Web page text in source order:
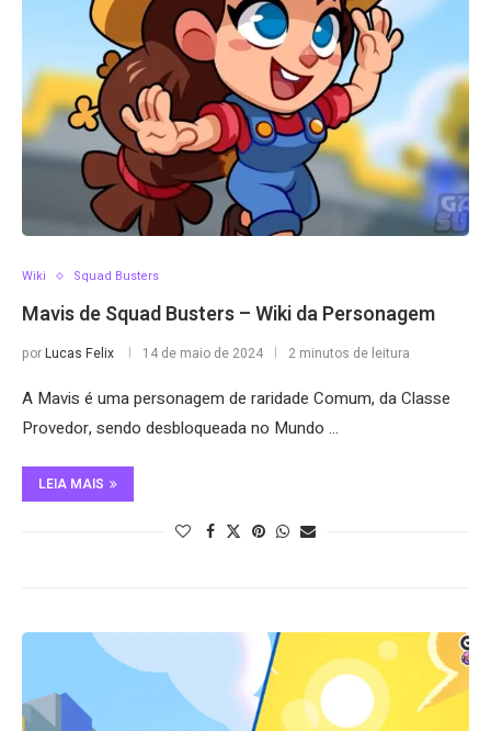
Wiki Squad Busters
Mavis de Squad Busters – Wiki da Personagem
porLucas Felix 14 de maio de 2024 2 minutos de leitura
A Mavis é uma personagem de raridade Comum, da Classe
Provedor, sendo desbloqueada no Mundo …
LEIA MAIS